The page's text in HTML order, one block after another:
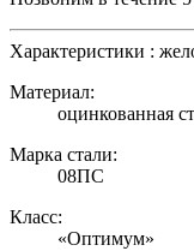
Характеристики :
Материал:
оцинкованная
Марка стали:
08ПС
Класс:
«Оптимум»